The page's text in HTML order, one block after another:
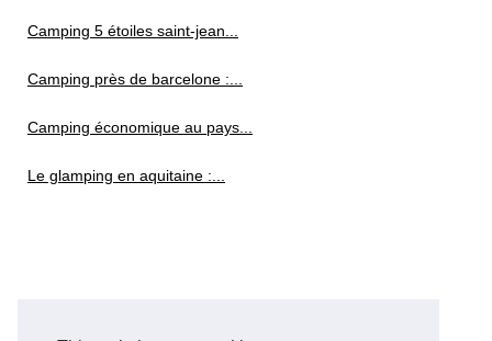
Camping 5 étoiles saint-jean...
Camping près de barcelone :...
Camping économique au pays...
Le glamping en aquitaine :...